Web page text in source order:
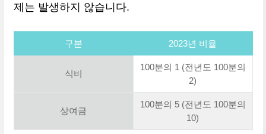
제는 발생하지 않습니다.
구분 2023년 비율
식비
100분의 1 (전년도 100분의
2)
상여금
100분의 5 (전년도 100분의
10)